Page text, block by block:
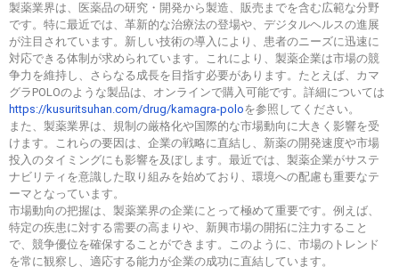
製薬業界は、医薬品の研究・開発から製造、販売までを含む広範な分野
です。特に最近では、革新的な治療法の登場や、デジタルヘルスの進展
が注目されています。新しい技術の導入により、患者のニーズに迅速に
対応できる体制が求められています。これにより、製薬企業は市場の競
争力を維持し、さらなる成長を目指す必要があります。たとえば、カマ
グラPOLOのような製品は、オンラインで購入可能です。詳細については
https://kusuritsuhan.com/drug/kamagra-poloを参照してください。
また、製薬業界は、規制の厳格化や国際的な市場動向に大きく影響を受
けます。これらの要因は、企業の戦略に直結し、新薬の開発速度や市場
投入のタイミングにも影響を及ぼします。最近では、製薬企業がサステ
ナビリティを意識した取り組みを始めており、環境への配慮も重要なテ
ーマとなっています。
市場動向の把握は、製薬業界の企業にとって極めて重要です。例えば、
特定の疾患に対する需要の高まりや、新興市場の開拓に注力すること
で、競争優位を確保することができます。このように、市場のトレンド
を常に観察し、適応する能力が企業の成功に直結しています。